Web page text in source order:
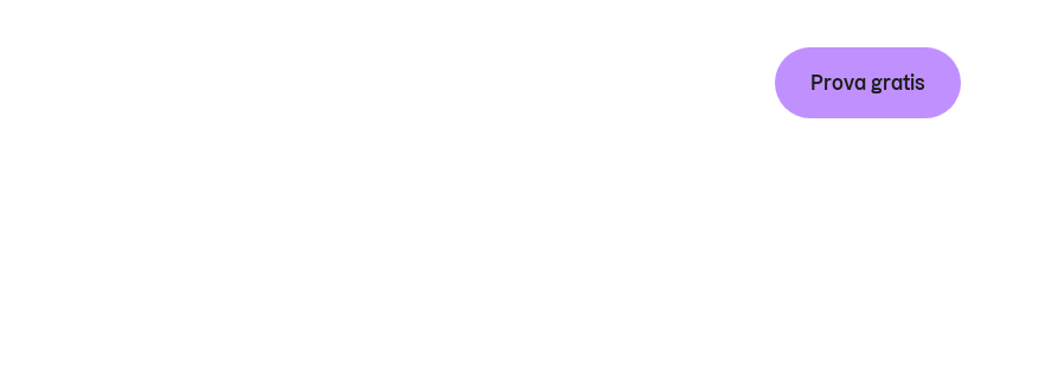
Prova gratis